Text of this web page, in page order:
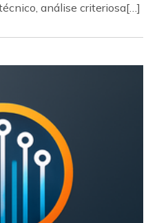
análise criteriosa[…]